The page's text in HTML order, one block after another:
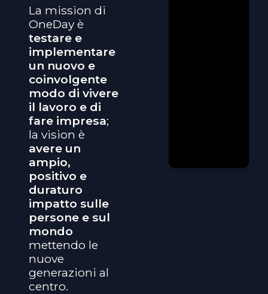
La mission di
OneDay è
testare e
implementare
un nuovo e
coinvolgente
modo di vivere
il lavoro e di
fare impresa;
la vision è
avere un
ampio,
positivo e
duraturo
impatto sulle
persone e sul
mondo
mettendo le
nuove
generazioni al
centro.